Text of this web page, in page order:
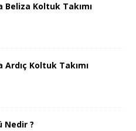
Koltuk Takımı
Koltuk Takımı
Nedir ?